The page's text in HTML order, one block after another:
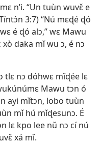
n’i. “Un tuùn wuvɛ̌ e
3:7) “Nú mɛɖé ɖó
é ɖó alɔ,” wɛ Mawu
xò daka mǐ wu ɔ, é nɔ
tlɛ nɔ dóhwɛ mǐɖée lɛ
Mawu tɔn ó
ayi mǐtɔn, lobo tuùn
mǐ hú mǐɖesunɔ. É
lɛ kpo lee nǔ nɔ cí nú
xá mǐ.